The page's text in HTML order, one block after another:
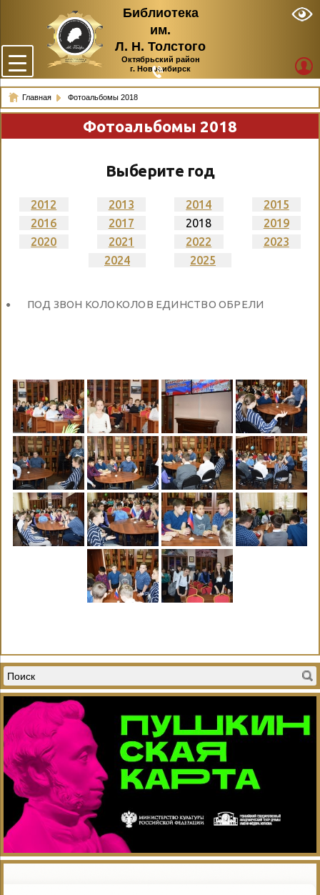
Библиотека
им.
Л. Н. Толстого
Октябрьский район
г. Новосибирск
Главная Фотоальбомы 2018
Фотоальбомы 2018
Выберите год
2012 2013 2014
2015
2016
2017 2018
2019
2020
2021 2022
2023
2024
2025
ПОД ЗВОН КОЛОКОЛОВ ЕДИНСТВО ОБРЕЛИ